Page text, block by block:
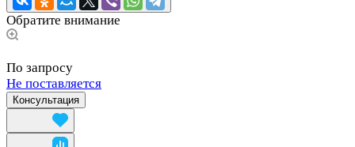
Обратите внимание
По запросу
Не поставляется
Консультация